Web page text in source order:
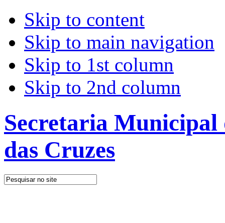
Skip to content
Skip to main navigation
Skip to 1st column
Skip to 2nd column
Secretaria
das Cruzes